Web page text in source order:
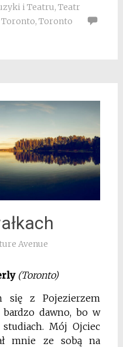
i Teatru, Teatr
, Toronto
Avenue
(Toronto)
się z Pojezierzem
bardzo dawno, bo w
Mój Ojciec
mnie ze sobą na